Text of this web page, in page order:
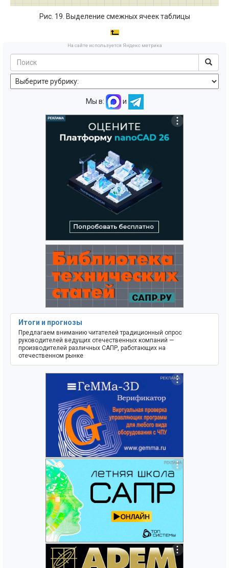
Рис. 19. Выделение смежных ячеек таблицы
На сайте используется Яндекс метрика
Мы в: и
Итоги и прогнозы
Предлагаем вниманию читателей традиционный опрос
руководителей ведущих отечественных компаний —
производителей различных САПР, работающих на
отечественном рынке